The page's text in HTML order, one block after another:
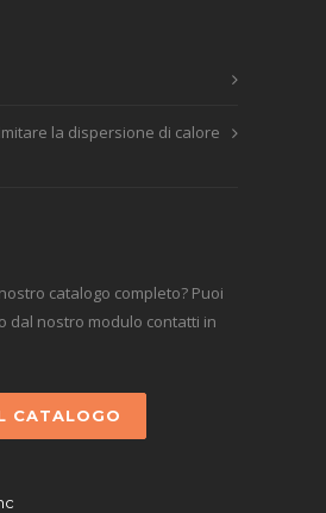
la dispersione di calore
catalogo completo? Puoi
dal nostro modulo contatti in
CATALOGO